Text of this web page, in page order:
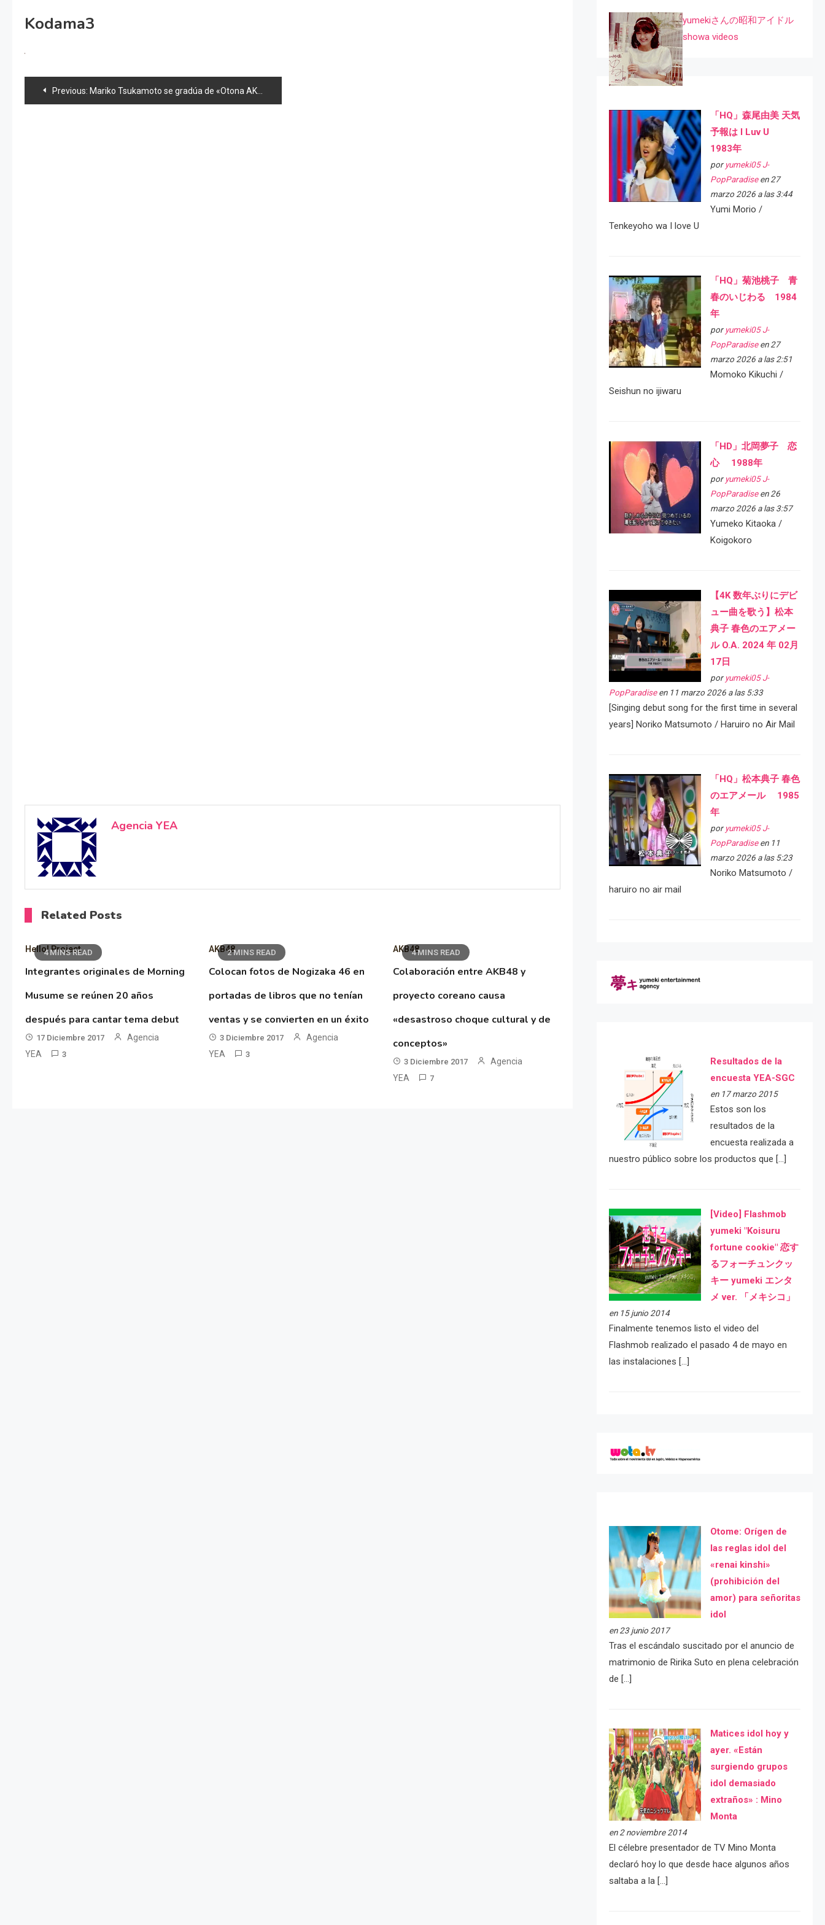
Kodama3
Navegación
Previous: Mariko Tsukamoto se gradúa de «Otona AKB48» & news 48
Agencia YEA
Related Posts
4 MINS READ
Hello! Project
Integrantes originales de Morning
Musume se reúnen 20 años
después para cantar tema debut
17 Diciembre 2017
Agencia
YEA
3
2 MINS READ
AKB48
Colocan fotos de Nogizaka 46 en
portadas de libros que no tenían
ventas y se convierten en un éxito
3 Diciembre 2017
Agencia
YEA
3
4 MINS READ
AKB48
Colaboración entre AKB48 y
proyecto coreano causa
«desastroso choque cultural y de
conceptos»
3 Diciembre 2017
Agencia
YEA
7
yumekiさんの昭和アイドル
showa videos
「HQ」森尾由美 天気
予報は I Luv U
1983年
por yumeki05 J-
PopParadiseen 27
marzo 2026 a las 3:44
Yumi Morio /
Tenkeyoho wa I love U
「HQ」菊池桃子 青
春のいじわる 1984
年
por yumeki05 J-
PopParadiseen 27
marzo 2026 a las 2:51
Momoko Kikuchi /
Seishun no ijiwaru
「HD」北岡夢子 恋
心 1988年
por yumeki05 J-
PopParadiseen 26
marzo 2026 a las 3:57
Yumeko Kitaoka /
Koigokoro
【4K 数年ぶりにデビ
ュー曲を歌う】松本
典子 春色のエアメー
ル O.A. 2024 年 02月
17日
por yumeki05 J-
PopParadiseen 11 marzo 2026 a las 5:33
[Singing debut song for the first time in several
years] Noriko Matsumoto / Haruiro no Air Mail
「HQ」松本典子 春色
のエアメール 1985
年
por yumeki05 J-
PopParadiseen 11
marzo 2026 a las 5:23
Noriko Matsumoto /
haruiro no air mail
Resultados de la
encuesta YEA-SGC
en 17 marzo 2015
Estos son los
resultados de la
encuesta realizada a
nuestro público sobre los productos que […]
[Video] Flashmob
yumeki "Koisuru
fortune cookie" 恋す
るフォーチュンクッ
キー yumeki エンタ
メ ver. 「メキシコ」
en 15 junio 2014
Finalmente tenemos listo el video del
Flashmob realizado el pasado 4 de mayo en
las instalaciones […]
Otome: Orígen de
las reglas idol del
«renai kinshi»
(prohibición del
amor) para señoritas
idol
en 23 junio 2017
Tras el escándalo suscitado por el anuncio de
matrimonio de Ririka Suto en plena celebración
de […]
Matices idol hoy y
ayer. «Están
surgiendo grupos
idol demasiado
extraños» : Mino
Monta
en 2 noviembre 2014
El célebre presentador de TV Mino Monta
declaró hoy lo que desde hace algunos años
saltaba a la […]